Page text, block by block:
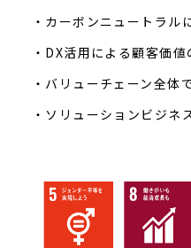
・カーボンニュートラル
・DX活用による顧客価値
・バリューチェーン全体
・ソリューションビジネ